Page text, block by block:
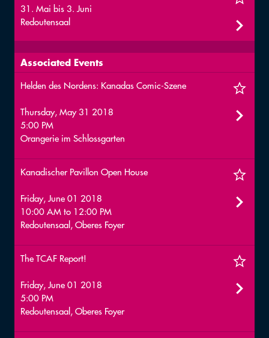
31. Mai bis 3. Juni
Redoutensaal
Associated Events
Helden des Nordens: Kanadas Comic-Szene
Thursday, May 31 2018
5:00 PM
Orangerie im Schlossgarten
Kanadischer Pavillon Open House
Friday, June 01 2018
10:00 AM to 12:00 PM
Redoutensaal, Oberes Foyer
The TCAF Report!
Friday, June 01 2018
5:00 PM
Redoutensaal, Oberes Foyer